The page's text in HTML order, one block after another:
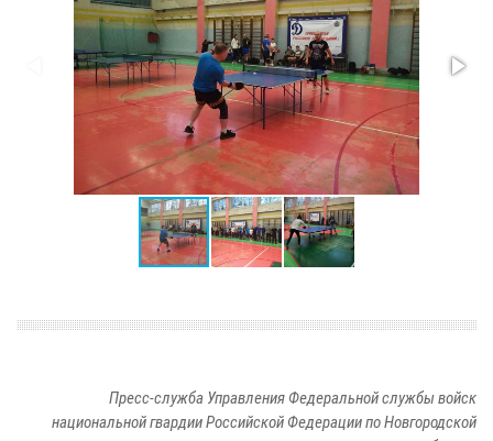
Пресс-служба Управления Федеральной службы войск
национальной гвардии Российской Федерации по Новгородской